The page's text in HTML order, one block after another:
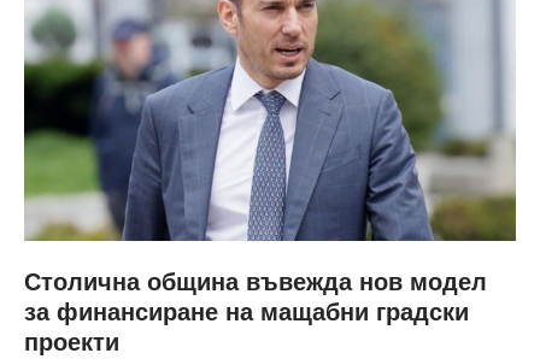
Столична община въвежда нов модел
за финансиране на мащабни градски
проекти